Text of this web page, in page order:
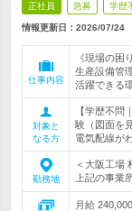
正社員 急募 学歴
情報更新日：2026/07/24
仕事内容
《現場の
生産設備管
活躍できる
対象と
なる方
【学歴不
験（図面を
電気配線が
勤務地
＜大阪工場
上記の事業
月給